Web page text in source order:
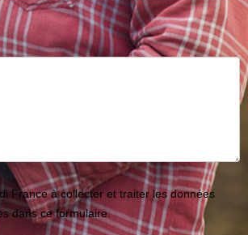
France à collecter et traiter les données
dans ce formulaire.